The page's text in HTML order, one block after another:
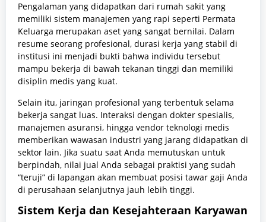
Pengalaman yang didapatkan dari rumah sakit yang
memiliki sistem manajemen yang rapi seperti Permata
Keluarga merupakan aset yang sangat bernilai. Dalam
resume seorang profesional, durasi kerja yang stabil di
institusi ini menjadi bukti bahwa individu tersebut
mampu bekerja di bawah tekanan tinggi dan memiliki
disiplin medis yang kuat.
Selain itu, jaringan profesional yang terbentuk selama
bekerja sangat luas. Interaksi dengan dokter spesialis,
manajemen asuransi, hingga vendor teknologi medis
memberikan wawasan industri yang jarang didapatkan di
sektor lain. Jika suatu saat Anda memutuskan untuk
berpindah, nilai jual Anda sebagai praktisi yang sudah
“teruji” di lapangan akan membuat posisi tawar gaji Anda
di perusahaan selanjutnya jauh lebih tinggi.
Sistem Kerja dan Kesejahteraan Karyawan